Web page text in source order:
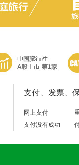
了怎么办？
时之需。如果情况特殊请及
支付、发票、
网上支付
支付没有成功